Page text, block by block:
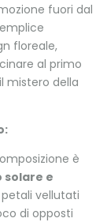
fuori dal
floreale,
al primo
mistero della
è
solare e
petali vellutati
di opposti